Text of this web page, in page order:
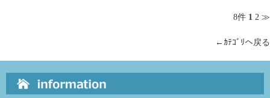
8件 1 2 ≫
←ｶﾃｺﾞﾘへ戻る